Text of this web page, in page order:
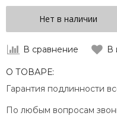
Нет в наличии
В сравнение В
О ТОВАРЕ:
Гарантия подлинности
По любым вопросам